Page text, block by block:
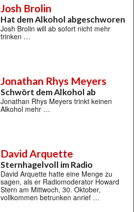
Josh Brolin
Hat dem Alkohol abgeschworen
Josh Brolin will ab sofort nicht mehr
trinken …
Jonathan Rhys Meyers
Schwört dem Alkohol ab
Jonathan Rhys Meyers trinkt keinen
Alkohol mehr …
David Arquette
Sternhagelvoll im Radio
David Arquette hatte eine Menge zu
sagen, als er Radiomoderator Howard
Stern am Mittwoch, 30. Oktober,
vollkommen betrunken anrief …